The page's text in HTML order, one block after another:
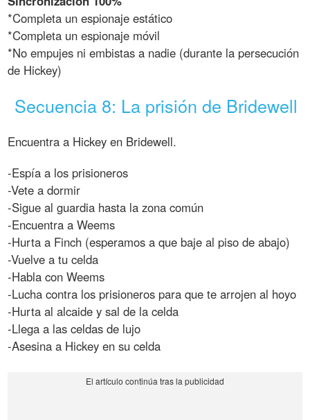
*Completa un espionaje estático
*Completa un espionaje móvil
*No empujes ni embistas a nadie (durante la persecución
de Hickey)
Secuencia 8: La prisión de Bridewell
Encuentra a Hickey en Bridewell.
-Espía a los prisioneros
-Vete a dormir
-Sigue al guardia hasta la zona común
-Encuentra a Weems
-Hurta a Finch (esperamos a que baje al piso de abajo)
-Vuelve a tu celda
-Habla con Weems
-Lucha contra los prisioneros para que te arrojen al hoyo
-Hurta al alcaide y sal de la celda
-Llega a las celdas de lujo
-Asesina a Hickey en su celda